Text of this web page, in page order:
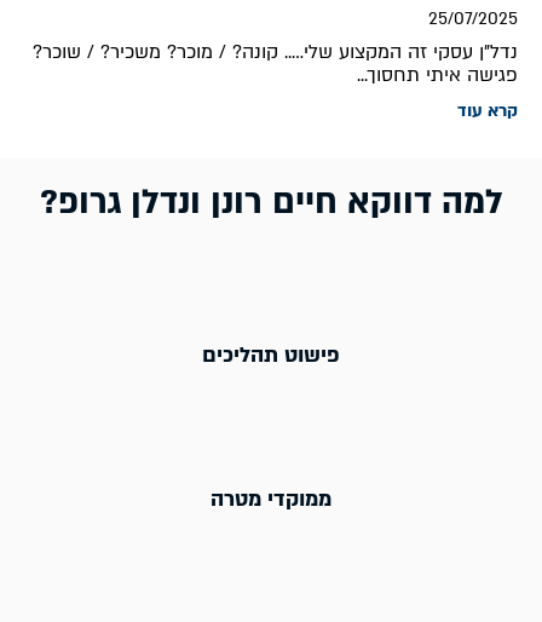
25/07/2025
נדל"ן עסקי זה המקצוע שלי….. קונה? / מוכר? משכיר? / שוכר?
פגישה איתי תחסוך...
קרא עוד
למה דווקא חיים רונן ונדלן גרופ?
פישוט תהליכים
ממוקדי מטרה